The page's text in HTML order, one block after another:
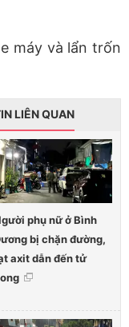
máy và lẩn trốn
LIÊN QUAN
phụ nữ ở Bình
bị chặn đường,
axit dẫn đến tử